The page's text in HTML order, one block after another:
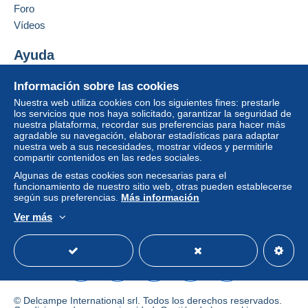
De 2 a 2 objetos
6,50 €
De 3 a 3 objetos
7,50 €
De 4 a 4 objetos
8,50 €
9,50 €
Añadir ese vendedor a los favoritos
Ocultar los objetos de este vendedor
Información sobre las cookies
Nuestra web utiliza cookies con los siguientes fines: prestarle
los servicios que nos haya solicitado, garantizar la seguridad de
nuestra plataforma, recordar sus preferencias para hacer más
agradable su navegación, elaborar estadísticas para adaptar
nuestra web a sus necesidades, mostrar vídeos y permitirle
compartir contenidos en las redes sociales.
Algunas de estas cookies son necesarias para el
funcionamiento de nuestro sitio web, otras pueden establecerse
según sus preferencias. Más información
Ver más
Foro
Vídeos
Ayuda
Comprar en Delcampe
Vender en Delcampe
Una página securizada
© Delcampe International srl. Todos los derechos reservados.